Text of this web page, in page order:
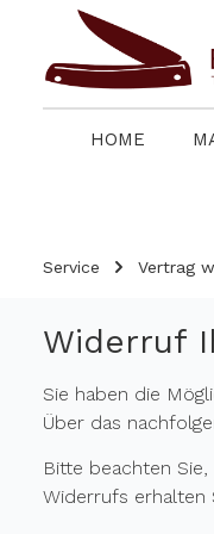
Zur
HOME
Service Vertrag
Widerruf
Sie haben die
Über das
Bitte beachten
Widerrufs erhalten